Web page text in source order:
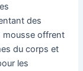
des
mousse offrent
du corps et
les